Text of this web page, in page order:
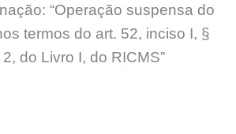
“Operação suspensa do
termos do art. 52, inciso I, §
2, do Livro I, do RICMS”